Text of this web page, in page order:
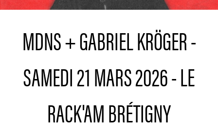
MDNS + GABRIEL KRÖGER -
SAMEDI 21 MARS 2026 - LE
RACK'AM BRÉTIGNY